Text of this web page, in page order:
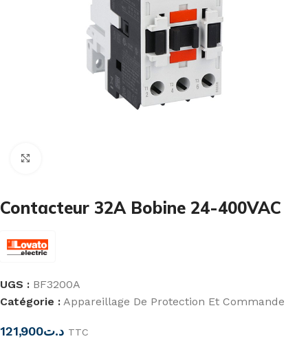
Contacteur 32A Bobine 24-400VAC
UGS : BF3200A
Catégorie : Appareillage De Protection Et Commande
د.ت121,900 TTC